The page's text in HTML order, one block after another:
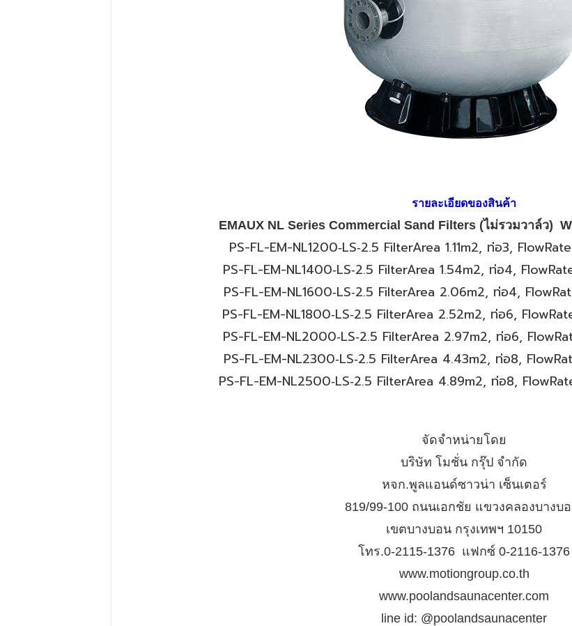
รายละเอียดของสินค้า
EMAUX NL Series Commercial Sand Filters (ไม่รวมวาล์ว)
PS-FL-EM-NL1200‐LS‐2.5 FilterArea1.11m2, ท่อ3, FlowRate
PS-FL-EM-NL1400‐LS‐2.5 FilterArea1.54m2, ท่อ4,
PS-FL-EM-NL1600‐LS‐2.5 FilterArea 2.06m2, ท่อ4,
PS-FL-EM-NL1800‐LS‐2.5 FilterArea 2.52m2, ท่อ6,
PS-FL-EM-NL2000‐LS‐2.5 FilterArea 2.97m2, ท่อ6,
PS-FL-EM-NL2300‐LS‐2.5 FilterArea 4.43m2, ท่อ8,
PS-FL-EM-NL2500‐LS‐2.5 FilterArea 4.89m2, ท่อ8,
จัดจำหน่ายโดย
บริษัท โมชั่น กรุ๊ป จำกัด
หจก.พูลแอนด์ซาวน่า เซ็นเตอร์
819/99-100 ถนนเอกชัย แขวงคลองบางบ
เขตบางบอน กรุงเทพฯ 10150
โทร.0-2115-1376 แฟกซ์ 0-2116-1376
www.motiongroup.co.th
www.poolandsaunacenter.com
line id: @poolandsaunacenter